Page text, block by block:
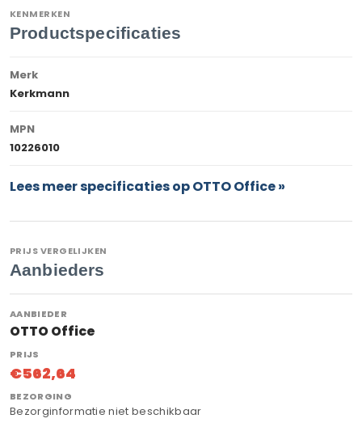
KENMERKEN
Productspecificaties
Merk
Kerkmann
MPN
10226010
Lees meer specificaties op OTTO Office »
PRIJS VERGELIJKEN
Aanbieders
OTTO Office
€562,64
Bezorginformatie niet beschikbaar